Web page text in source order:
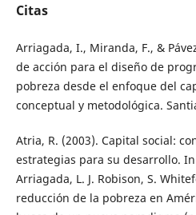
Citas
Arriagada, I., Miranda, F., &
de acción para el diseño de
pobreza desde el enfoque del
conceptual y metodológica.
Atria, R. (2003). Capital social:
estrategias para su desarrollo.
Arriagada, L. J. Robison, S.
reducción de la pobreza en